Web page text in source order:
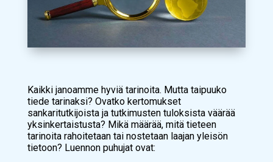
Kaikki janoamme hyviä tarinoita. Mutta taipuuko
tiede tarinaksi? Ovatko kertomukset
sankaritutkijoista ja tutkimusten tuloksista väärää
yksinkertaistusta? Mikä määrää, mitä tieteen
tarinoita rahoitetaan tai nostetaan laajan yleisön
tietoon? Luennon puhujat ovat: